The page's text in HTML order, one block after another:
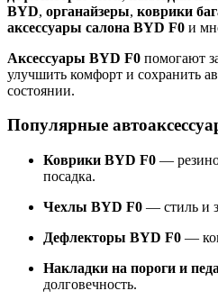
BYD, органайзеры, коврики
аксессуары салона BYD F0 и
Аксессуары BYD F0 помогают
улучшить комфорт и сохранить
состоянии.
Популярные
Коврики BYD F0 —
посадка.
Чехлы BYD F0 — стиль и
Дефлекторы BYD F0 —
Накладки на пороги и
долговечность.